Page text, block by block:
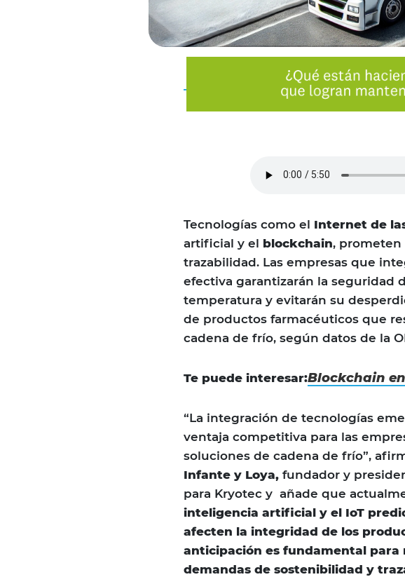
Tecnologías como el Internet de
artificial y el blockchain, prometen
trazabilidad. Las empresas que
efectiva garantizarán la seguridad
temperatura y evitarán su
de productos farmacéuticos que
cadena de frío, según datos de la
Te puede interesar:Blockchain
“La integración de tecnologías
ventaja competitiva para las
soluciones de cadena de frío”,
Infante y Loya, fundador y
para Kryotec y añade que
inteligencia artificial y el IoT
afecten la integridad de los
anticipación es fundamental para
demandas de sostenibilidad y